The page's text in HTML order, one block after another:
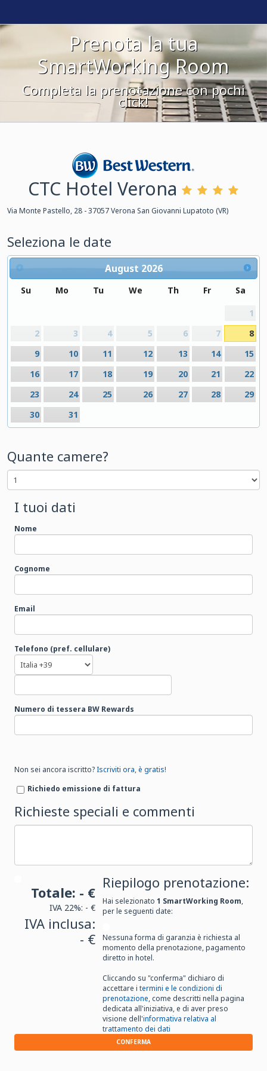
Prenota la tua
SmartWorking Room
Completa la prenotazione con pochi
click!
Best Western
CTC Hotel Verona
Via Monte Pastello, 28 - 37057 Verona San Giovanni Lupatoto (VR)
Seleziona le date
August 2026
Su Mo Tu We Th Fr
Sa
1
2
3 4 5 6 7
8
9
10 11 12 13 14
15
16
17 18 19 20 21
22
23
24 25 26 27 28
29
30
31
Quante camere?
I tuoi dati
Nome
Cognome
Email
Telefono (pref. cellulare)
Numero di tessera BW Rewards
Non sei ancora iscritto?Iscriviti ora, è gratis!
Richiedo emissione di fattura
Richieste speciali e commenti
Riepilogo prenotazione:
Hai selezionato1 SmartWorking Room,
per le seguenti date:
Nessuna forma di garanzia è richiesta al
momento della prenotazione, pagamento
diretto in hotel.
Totale: - €
IVA 22%: - €
IVA inclusa:
- €
Cliccando su "conferma" dichiaro di
accettare itermini e le condizioni di
prenotazione, come descritti nella pagina
dedicata all'iniziativa, e di aver preso
visione dell'informativa relativa al
trattamento dei dati
CONFERMA